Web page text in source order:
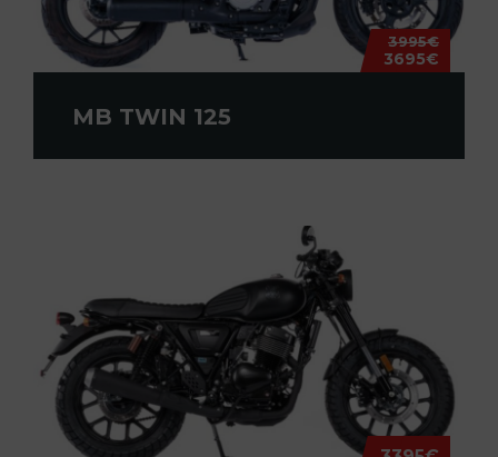
3995€
3695€
MB TWIN 125